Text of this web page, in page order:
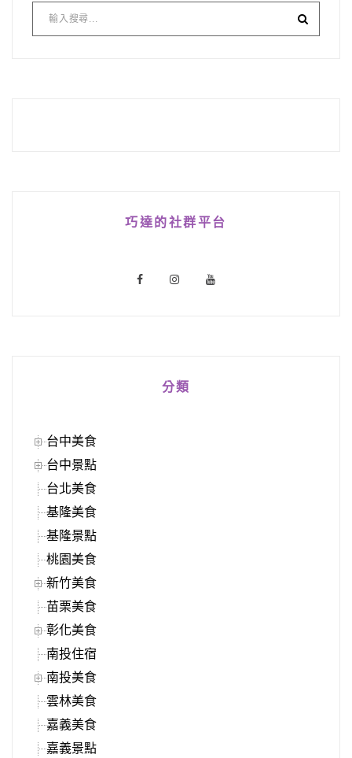
巧達的社群平台
分類
台中美食
台中景點
台北美食
基隆美食
基隆景點
桃園美食
新竹美食
苗栗美食
彰化美食
南投住宿
南投美食
雲林美食
嘉義美食
嘉義景點